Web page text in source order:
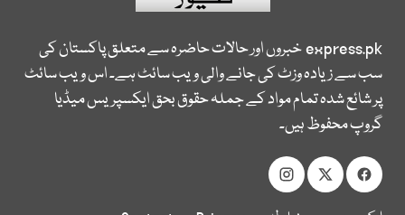
express.pkخبروں اور حالات حاضرہ سے متعلق پاکستان کی
سب سے زیادہ وزٹ کی جانے والی ویب سائٹ ہے۔ اس ویب سائٹ
پر شائع شدہ تمام مواد کے جملہ حقوق بحق ایکسپریس میڈیا
گروپ محفوظ ہیں۔